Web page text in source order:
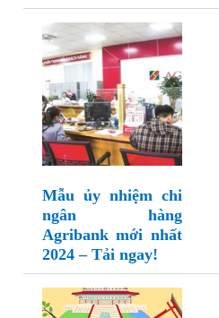
Mẫu ủy nhiệm chi
ngân hàng
Agribank mới nhất
2024 – Tải ngay!